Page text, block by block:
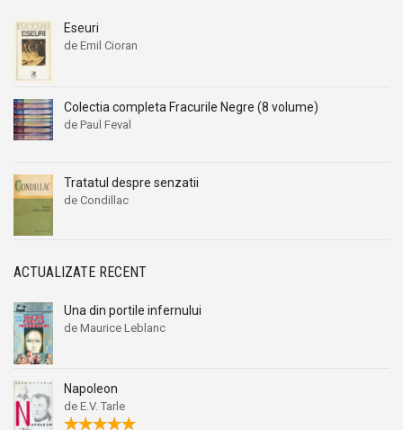
Eseuri
de Emil Cioran
Colectia completa Fracurile Negre (8 volume)
de Paul Feval
Tratatul despre senzatii
de Condillac
ACTUALIZATE RECENT
Una din portile infernului
de Maurice Leblanc
Napoleon
de E.V. Tarle